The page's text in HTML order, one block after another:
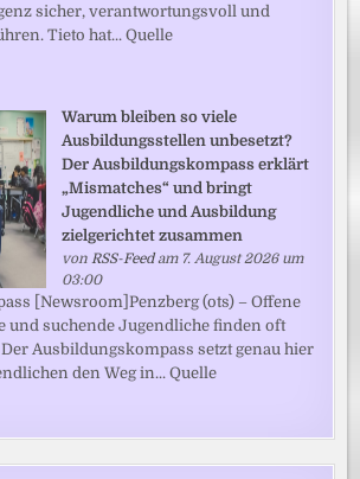
sicher, verantwortungsvoll und
Tieto hat... Quelle
Warum bleiben so viele
Ausbildungsstellen unbesetzt?
Der Ausbildungskompass erklärt
„Mismatches“ und bringt
Jugendliche und Ausbildung
zielgerichtet zusammen
vonRSS-Feedam 7. August 2026 um
03:00
[Newsroom]Penzberg (ots) – Offene
und suchende Jugendliche finden oft
Ausbildungskompass setzt genau hier
den Weg in... Quelle